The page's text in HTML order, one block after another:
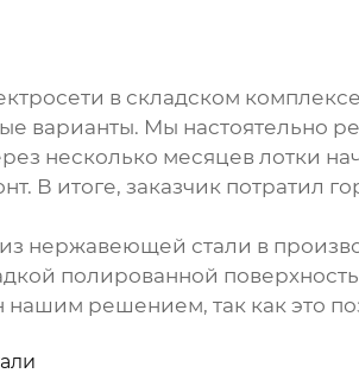
в складском
варианты. Мы настоятельно
несколько месяцев лотки
В итоге, заказчик потратил
нержавеющей стали в
полированной
решением, так как это